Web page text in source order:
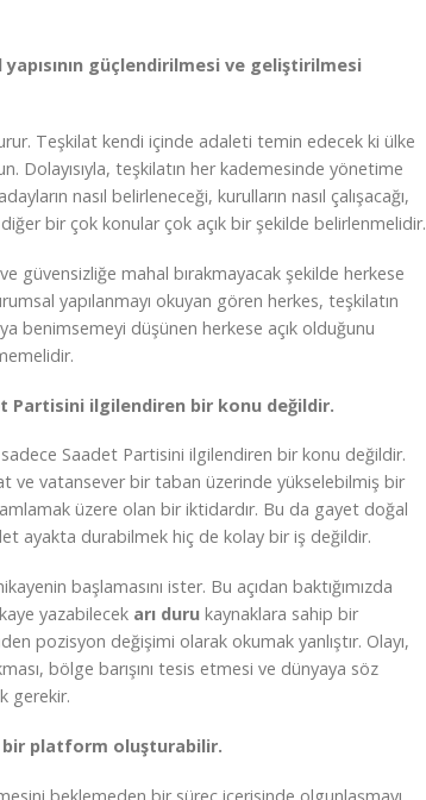
güçlendirilmesi ve geliştirilmesi
Teşkilat kendi içinde adaleti temin edecek ki ülke
Dolayısıyla, teşkilatın her kademesinde yönetime
nasıl belirleneceği, kurulların nasıl çalışacağı,
bir çok konular çok açık bir şekilde belirlenmelidir.
güvensizliğe mahal bırakmayacak şekilde herkese
yapılanmayı okuyan gören herkes, teşkilatın
benimsemeyi düşünen herkese açık olduğunu
Partisini ilgilendiren bir konu değildir.
Saadet Partisini ilgilendiren bir konu değildir.
ve vatansever bir taban üzerinde yükselebilmiş bir
üzere olan bir iktidardır. Bu da gayet doğal
ayakta durabilmek hiç de kolay bir iş değildir.
başlamasını ister. Bu açıdan baktığımızda
yazabilecek arı duru kaynaklara sahip bir
pozisyon değişimi olarak okumak yanlıştır. Olayı,
bölge barışını tesis etmesi ve dünyaya söz
gerekir.
bir platform oluşturabilir.
beklemeden bir süreç içerisinde olgunlaşmayı